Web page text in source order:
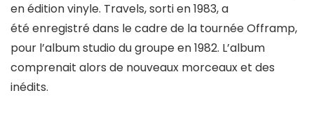
en édition vinyle. Travels, sorti en 1983, a
été enregistré dans le cadre de la tournée Offramp,
pour l’album studio du groupe en 1982. L’album
comprenait alors de nouveaux morceaux et des
inédits.